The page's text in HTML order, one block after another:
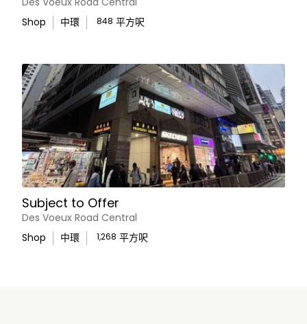
Shop
中環 848 平方呎
Subject to Offer
Des Voeux Road Central
Shop
中環 1,268 平方呎